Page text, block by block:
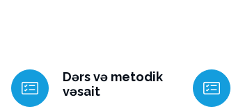
Dərs və metodik
vəsait